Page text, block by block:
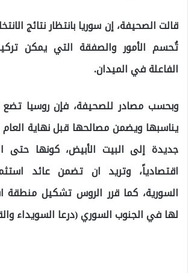
قالت الصحيفة، إن سوريا بانتظار نتائج
تُحسم الأمور والصفقة التي يمكن
الفاعلة في الميدان.
وبحسب مصادر للصحيفة، فإن روسيا تضع
يناسبها ويضمن مصالحها قبل نهاية
جديدة إلى البيت الأبيض، كونها حتى
اقتصادياً، وتريد ان تضمن عائد
السورية، كما قرر الروس تشكيل منطقة
لها في الجنوب السوري (درعا السويداء